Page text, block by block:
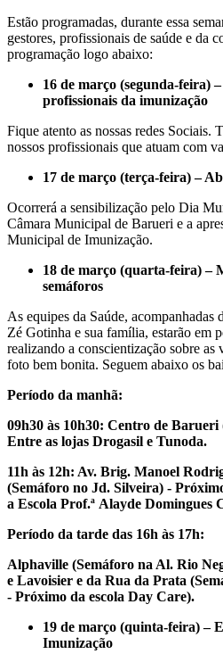
Estão programadas, durante essa
gestores, profissionais de saúde e da
programação logo abaixo:
16 de março (segunda-feira)
profissionais da imunização
Fique atento as nossas redes Sociais.
nossos profissionais que atuam com
17 de março (terça-feira) –
Ocorrerá a sensibilização pelo Dia
Câmara Municipal de Barueri e a
Municipal de Imunização.
18 de março (quarta-feira) –
semáforos
As equipes da Saúde, acompanhadas
Zé Gotinha e sua família, estarão em
realizando a conscientização sobre as
foto bem bonita. Seguem abaixo os
Período da manhã:
09h30 às 10h30: Centro de
Entre as lojas Drogasil e Tunoda.
11h às 12h: Av. Brig. Manoel
(Semáforo no Jd. Silveira) -
a Escola Prof.ª Alayde Domingues
Período da tarde das 16h às 17h:
Alphaville (Semáforo na Al. Rio
e Lavoisier e da Rua da Prata
- Próximo da escola Day Care).
19 de março (quinta-feira) –
Imunização